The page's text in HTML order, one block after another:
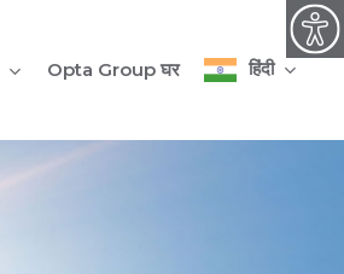
Opta Group घर हिंदी